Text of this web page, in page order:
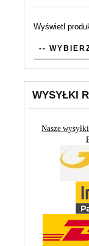
Wyświetl
set_producers
--
WYSYŁKI
Nasze